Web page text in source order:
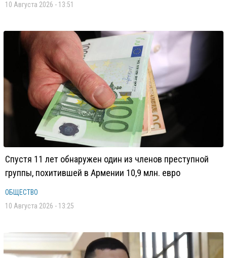
10 Августа 2026 - 13:51
Спустя 11 лет обнаружен один из членов преступной
группы, похитившей в Армении 10,9 млн. евро
ОБЩЕСТВО
10 Августа 2026 - 13:25